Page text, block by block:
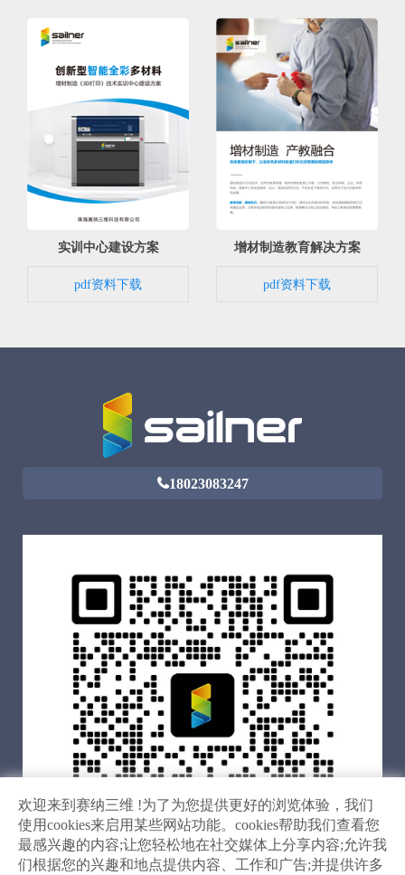
实训中心建设方案
pdf资料下载
增材制造教育解决方案
pdf资料下载
18023083247
欢迎来到赛纳三维 !为了为您提供更好的浏览体验，我们
使用cookies来启用某些网站功能。cookies帮助我们查看您
最感兴趣的内容;让您轻松地在社交媒体上分享内容;允许我
们根据您的兴趣和地点提供内容、工作和广告;并提供许多